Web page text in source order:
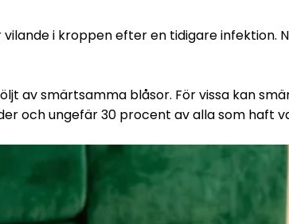
i kroppen efter en tidigare infektion.
av smärtsamma blåsor. För vissa kan
och ungefär 30 procent av alla som haft